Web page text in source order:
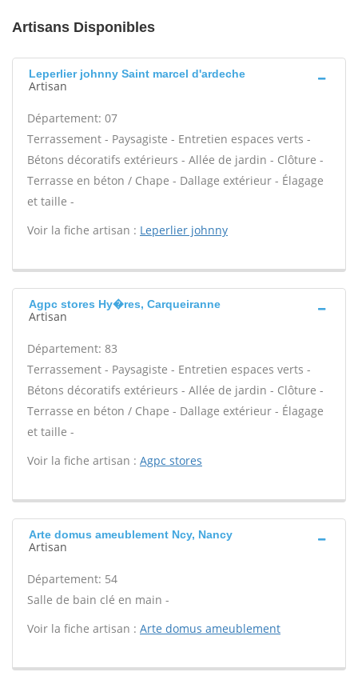
Artisans Disponibles
Leperlier johnny Saint marcel d'ardeche
Artisan
Département: 07
Terrassement - Paysagiste - Entretien espaces verts -
Bétons décoratifs extérieurs - Allée de jardin - Clôture -
Terrasse en béton / Chape - Dallage extérieur - Élagage
et taille -
Voir la fiche artisan : Leperlier johnny
Agpc stores Hy�res, Carqueiranne
Artisan
Département: 83
Terrassement - Paysagiste - Entretien espaces verts -
Bétons décoratifs extérieurs - Allée de jardin - Clôture -
Terrasse en béton / Chape - Dallage extérieur - Élagage
et taille -
Voir la fiche artisan : Agpc stores
Arte domus ameublement Ncy, Nancy
Artisan
Département: 54
Salle de bain clé en main -
Voir la fiche artisan : Arte domus ameublement